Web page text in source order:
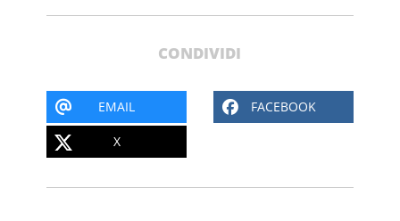
CONDIVIDI
EMAIL FACEBOOK
X